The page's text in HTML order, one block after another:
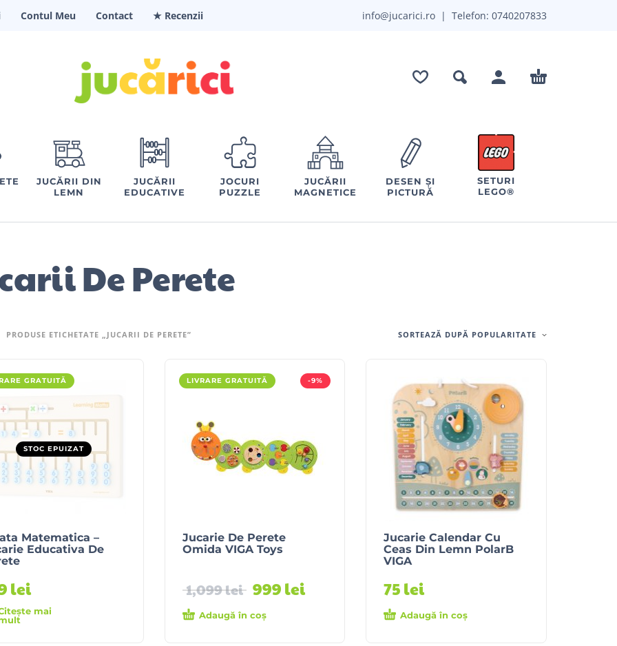
Contul Meu Contact ★ Recenzii info@jucarici.ro | Telefon: 0740207833
JUCĂRII DIN
LEMN
JUCĂRII
EDUCATIVE
JOCURI
PUZZLE
JUCĂRII
MAGNETICE
DESEN ȘI
PICTURĂ
SETURI
LEGO®
De Perete
PRODUSE ETICHETATE „JUCARII DE PERETE” SORTEAZĂ DUPĂ POPULARITATE
GRATUITĂ
STOC EPUIZAT
Matematica –
Educativa De
lei
mai
-9%
LIVRARE GRATUITĂ
Jucarie De Perete
Omida VIGA Toys
1,099lei 999lei
Adaugă în coș
Jucarie Calendar Cu
Ceas Din Lemn PolarB
VIGA
75lei
Adaugă în coș